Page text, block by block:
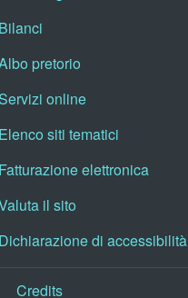
Bilanci
pretorio
Servizi online
Elenco siti tematici
Fatturazione elettronica
il sito
Dichiarazione di accessibilità
Credits